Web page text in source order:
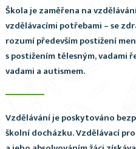
Škola je zaměřena na
vzdělávacími potřebami – se
rozumí především postižení
s postižením tělesným, vadami
vadami a autismem.
Vzdělávání je poskytováno
školní docházku. Vzdělávací